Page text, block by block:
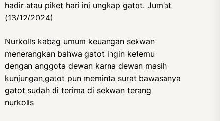
hadir atau piket hari ini ungkap gatot. Jum’at
(13/12/2024)
Nurkolis kabag umum keuangan sekwan
menerangkan bahwa gatot ingin ketemu
dengan anggota dewan karna dewan masih
kunjungan,gatot pun meminta surat bawasanya
gatot sudah di terima di sekwan terang
nurkolis